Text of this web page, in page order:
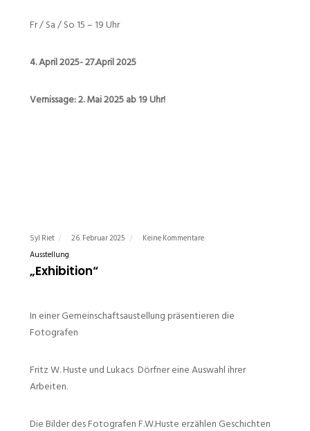
Fr / Sa / So 15 – 19 Uhr
4. April 2025- 27.April 2025
Vernissage: 2. Mai 2025 ab 19 Uhr!
Syl Riet 26. Februar 2025
Keine Kommentare
Ausstellung
„Exhibition“
In einer Gemeinschaftsaustellung präsentieren die
Fotografen
Fritz W. Huste und Lukacs Dörfner eine Auswahl ihrer
Arbeiten.
Die Bilder des Fotografen F.W.Huste erzählen Geschichten